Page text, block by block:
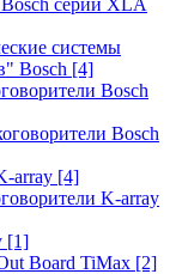
серии XLA
системы
Bosch [4]
Bosch
Bosch
array [4]
K-array
[1]
Board TiMax [2]